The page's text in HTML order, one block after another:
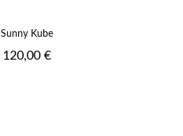
Sunny Kube
Prix
120,00 €